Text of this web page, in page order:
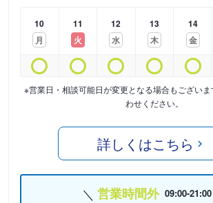
10
月
11
火
12
水
13
木
14
金
※営業日・相談可能日が変更となる場合もござい
わせください。
詳しくはこちら
営業時間外 09:00-21:00